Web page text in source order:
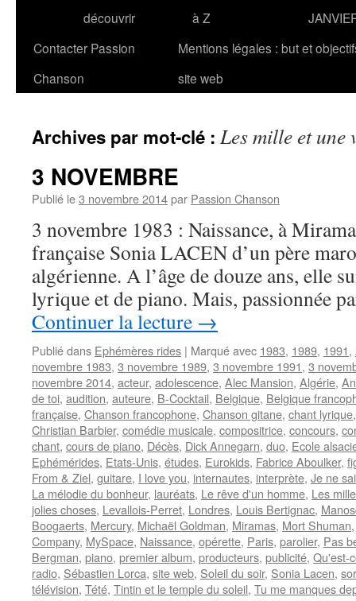
découvrir
à Z
Contacter Passion
Chanson
Mentions légales : but et
site web
Archives par mot-clé : Les mille et une
3 NOVEMBRE
Publié le3 novembre 2014par Passion Chanson
3 novembre 1983 : Naissance, à
française Sonia LACEN d’un père
algérienne. A l’âge de douze ans, elle
lyrique et de piano. Mais, passionnée
Continuer la lecture →
Publié dans Ephémères rides | Marqué avec 1983, 1989, 1991,
novembre 1983, 3 novembre 1989, 3 novembre 1991, 3
novembre 2014, acteur, adolescence, Alec Mansion, Algérie,
de toi, audition, auteure, B-Cocktail, Belgique, Belgique
française, Chanson francophone, Chanson gitane, chant lyrique
Christian Barbier, comédie musicale, compositrice, concours,
chant, cours de piano, Décès, Dick Annegarn, duo, Ecole
Ephémérides, Etats-Unis, études, Eurokids, Fabrice Aboulker,
From & Ziel, guitare, I love you, internautes, interprète, Je ne
La mélodie du bonheur, lauréats, Le rêve d'un homme, Les
jolies choses, Levallois-Perret, Londres, Louis Bertignac,
Boogaerts, Mercury, Michaël Goldman, Miramas, Mort Shuman
Company, MySpace, Naissance, opérette, Paris, parolier, Pas
Bergman, piano, premier album, producteurs, publicité, Qu'est-
radio, Sébastien Lorca, site web, Soleil du soir, Sonia Lacen,
télévision, Tété, Tintin et le temple du soleil, Tu me manques